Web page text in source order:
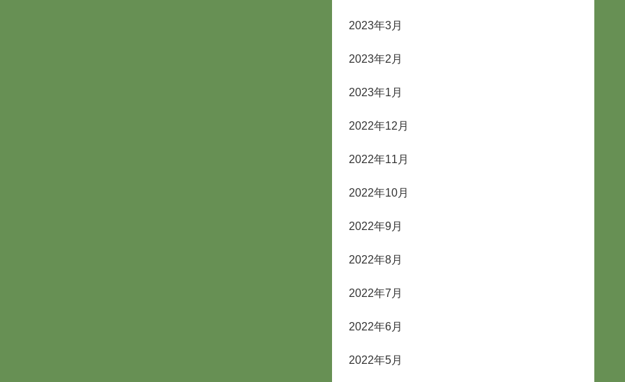
2023年3月
2023年2月
2023年1月
2022年12月
2022年11月
2022年10月
2022年9月
2022年8月
2022年7月
2022年6月
2022年5月